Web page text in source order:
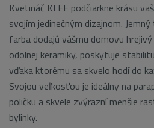
Kvetináč KLEE podčiarkne krásu
svojím jedinečným dizajnom.
farba dodajú vášmu domovu
odolnej keramiky, poskytuje
vďaka ktorému sa skvelo hodí do
Svojou veľkosťou je ideálny na
poličku a skvele zvýrazní menšie
bylinky.